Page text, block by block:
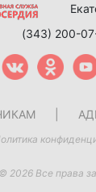
(343) 200-
© 2026 Все права